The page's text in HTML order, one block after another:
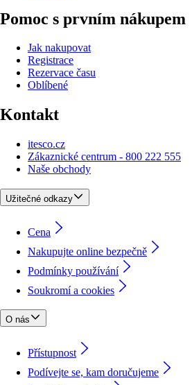
Pomoc s prvním nákupem
Jak nakupovat
Registrace
Rezervace času
Oblíbené
Kontakt
itesco.cz
Zákaznické centrum - 800 222 555
Naše obchody
Užitečné odkazy
Cena
Nakupujte online bezpečně
Podmínky používání
Soukromí a cookies
O nás
Přístupnost
Podívejte se, kam doručujeme